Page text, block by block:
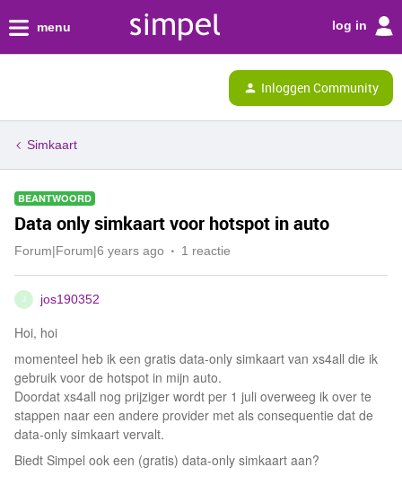
menu log in
Inloggen Community
Simkaart
BEANTWOORD
Data only simkaart voor hotspot in auto
Forum|Forum|6 years ago 1 reactie
J jos190352
Hoi, hoi
momenteel heb ik een gratis data-only simkaart van xs4all die ik
gebruik voor de hotspot in mijn auto.
Doordat xs4all nog prijziger wordt per 1 juli overweeg ik over te
stappen naar een andere provider met als consequentie dat de
data-only simkaart vervalt.
Biedt Simpel ook een (gratis) data-only simkaart aan?